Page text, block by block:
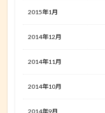
2015年1月
2014年12月
2014年11月
2014年10月
2014年9月